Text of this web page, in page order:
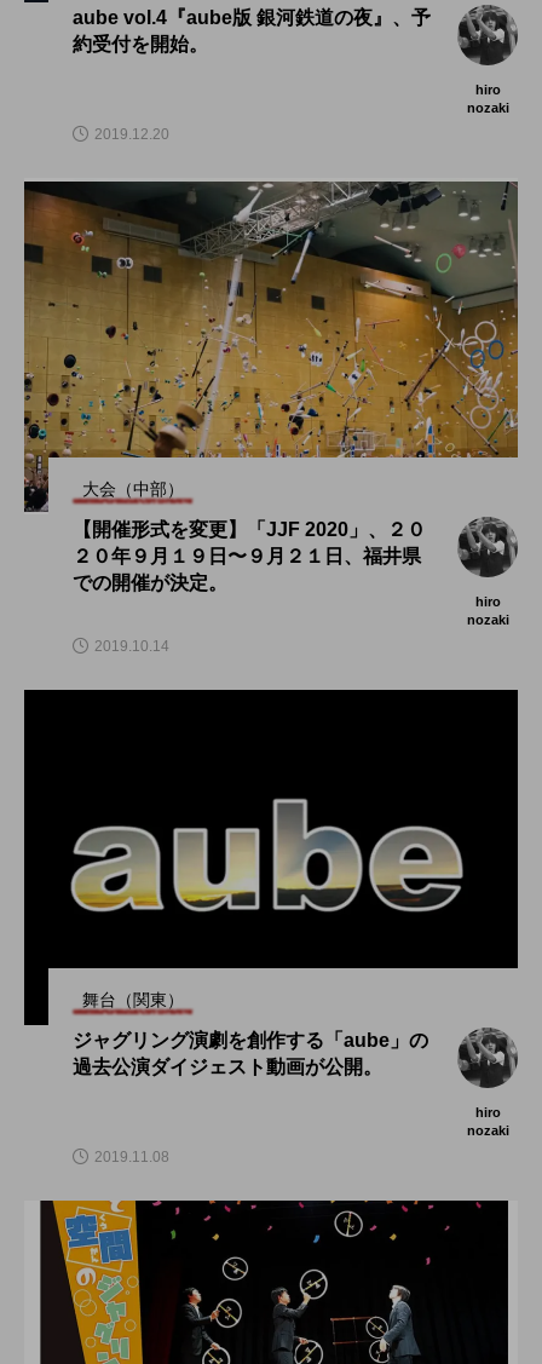
aube vol.4『aube版 銀河鉄道の夜』、予
約受付を開始。
hiro
nozaki
2019.12.20
大会（中部）
【開催形式を変更】「JJF 2020」、２０
２０年９月１９日〜９月２１日、福井県
での開催が決定。
hiro
nozaki
2019.10.14
舞台（関東）
ジャグリング演劇を創作する「aube」の
過去公演ダイジェスト動画が公開。
hiro
nozaki
2019.11.08